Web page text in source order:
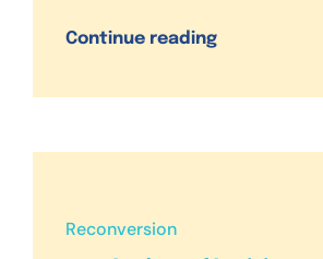
Continue reading
Reconversion